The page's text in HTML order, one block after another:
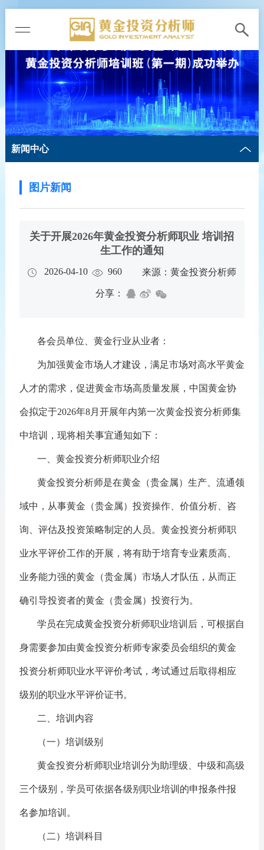
新闻中心
图片新闻
关于开展2026年黄金投资分析师职业 培训招
生工作的通知
2026-04-10 960 来源：黄金投资分析师
分享：
各会员单位、黄金行业从业者：
为加强黄金市场人才建设，满足市场对高水平黄金
人才的需求，促进黄金市场高质量发展，中国黄金协
会拟定于2026年8月开展年内第一次黄金投资分析师集
中培训，现将相关事宜通知如下：
一、黄金投资分析师职业介绍
黄金投资分析师是在黄金（贵金属）生产、流通领
域中，从事黄金（贵金属）投资操作、价值分析、咨
询、评估及投资策略制定的人员。黄金投资分析师职
业水平评价工作的开展，将有助于培育专业素质高、
业务能力强的黄金（贵金属）市场人才队伍，从而正
确引导投资者的黄金（贵金属）投资行为。
学员在完成黄金投资分析师职业培训后，可根据自
身需要参加由黄金投资分析师专家委员会组织的黄金
投资分析师职业水平评价考试，考试通过后取得相应
级别的职业水平评价证书。
二、培训内容
（一）培训级别
黄金投资分析师职业培训分为助理级、中级和高级
三个级别，学员可依据各级别职业培训的申报条件报
名参加培训。
（二）培训科目